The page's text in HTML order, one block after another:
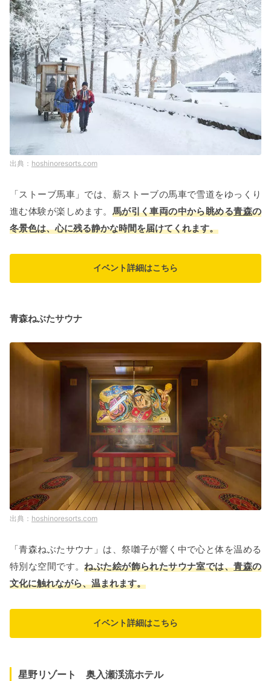
hoshinoresorts.com
「ストーブ馬車」では、薪ストーブの馬車で雪道をゆっくり
進む体験が楽しめます。 馬が引く車両の中から眺める青森の
冬景色は、心に残る静かな時間を届けてくれます。
イベント詳細はこちら
青森ねぶたサウナ
hoshinoresorts.com
「青森ねぶたサウナ」は、祭囃子が響く中で心と体を温める
特別な空間です。ねぶた絵が飾られたサウナ室では、青森の
文化に触れながら、温まれます。
イベント詳細はこちら
星野リゾート 奥入瀬渓流ホテル